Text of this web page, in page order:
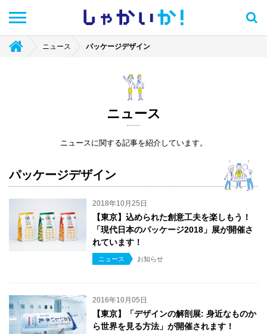
しゃかい か！
ニュース パッケージデザイン
ニュース
ニュースに関する記事を紹介しています。
パッケージデザイン
2018年10月25日
【東京】込められた創意工夫を楽しもう！
「現代日本のパッケージ2018」展が開催さ
れています！
ニュース お知らせ
2016年10月05日
【東京】「デザインの解剖展: 身近なものか
ら世界を見る方法」が開催されます！